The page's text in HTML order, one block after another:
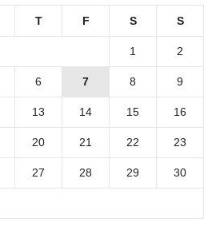
T F S S
1 2
6 7 8 9
13 14 15 16
20 21 22 23
27 28 29 30